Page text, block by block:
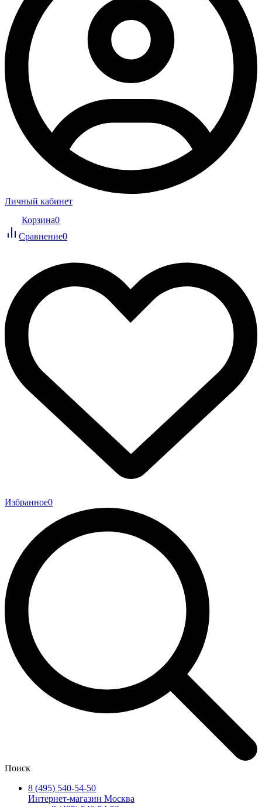
Личный кабинет
Корзина0
Сравнение0
Избранное0
Поиск
8 (495) 540-54-50
Интернет-магазин Москва